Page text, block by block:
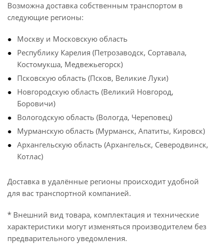
Возможна доставка собственным транспортом в
следующие регионы:
Москву и Московскую область
Республику Карелия (Петрозаводск, Сортавала,
Костомукша, Медвежьегорск)
Псковскую область (Псков, Великие Луки)
Новгородскую область (Великий Новгород,
Боровичи)
Вологодскую область (Вологда, Череповец)
Мурманскую область (Мурманск, Апатиты, Кировск)
Архангельскую область (Архангельск, Северодвинск,
Котлас)
Доставка в удалённые регионы происходит удобной
для вас транспортной компанией.
* Внешний вид товара, комплектация и технические
характеристики могут изменяться производителем без
предварительного уведомления.